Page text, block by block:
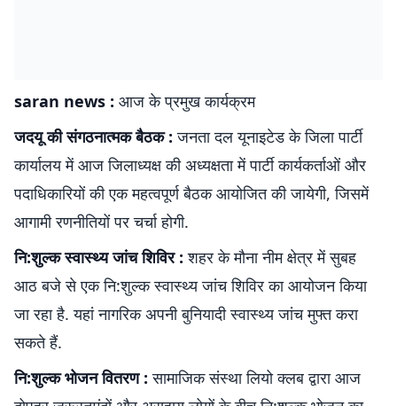
saran news : आज के प्रमुख कार्यक्रम
जदयू की संगठनात्मक बैठक : जनता दल यूनाइटेड के जिला पार्टी
कार्यालय में आज जिलाध्यक्ष की अध्यक्षता में पार्टी कार्यकर्ताओं और
पदाधिकारियों की एक महत्वपूर्ण बैठक आयोजित की जायेगी, जिसमें
आगामी रणनीतियों पर चर्चा होगी.
नि:शुल्क स्वास्थ्य जांच शिविर : शहर के मौना नीम क्षेत्र में सुबह
आठ बजे से एक नि:शुल्क स्वास्थ्य जांच शिविर का आयोजन किया
जा रहा है. यहां नागरिक अपनी बुनियादी स्वास्थ्य जांच मुफ्त करा
सकते हैं.
नि:शुल्क भोजन वितरण : सामाजिक संस्था लियो क्लब द्वारा आज